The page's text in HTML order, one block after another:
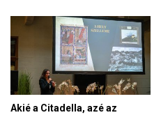
Akié a Citadella, azé az